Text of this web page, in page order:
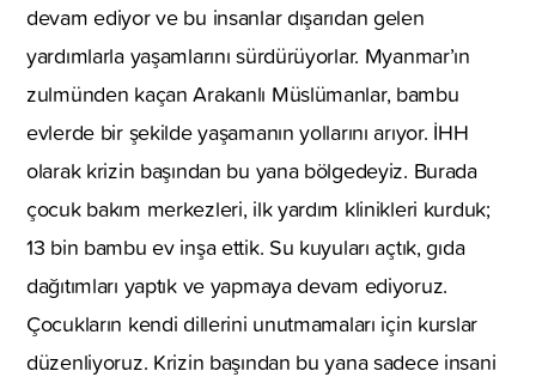
devam ediyor ve bu insanlar dışarıdan gelen
yardımlarla yaşamlarını sürdürüyorlar. Myanmar’ın
zulmünden kaçan Arakanlı Müslümanlar, bambu
evlerde bir şekilde yaşamanın yollarını arıyor. İHH
olarak krizin başından bu yana bölgedeyiz. Burada
çocuk bakım merkezleri, ilk yardım klinikleri kurduk;
13 bin bambu ev inşa ettik. Su kuyuları açtık, gıda
dağıtımları yaptık ve yapmaya devam ediyoruz.
Çocukların kendi dillerini unutmamaları için kurslar
düzenliyoruz. Krizin başından bu yana sadece insani